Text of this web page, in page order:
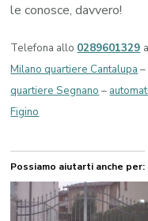
le conosce, davvero!
Telefona allo 0289601329
Milano quartiere Cantalupa –
quartiere Segnano –
Figino
Possiamo aiutarti anche per: